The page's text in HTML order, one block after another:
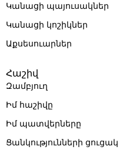
Կանացի պայուսակներ
Կանացի կոշիկներ
Աքսեսուարներ
Հաշիվ
Զամբյուղ
Իմ հաշիվը
Իմ պատվերները
Ցանկությունների ցուցակ